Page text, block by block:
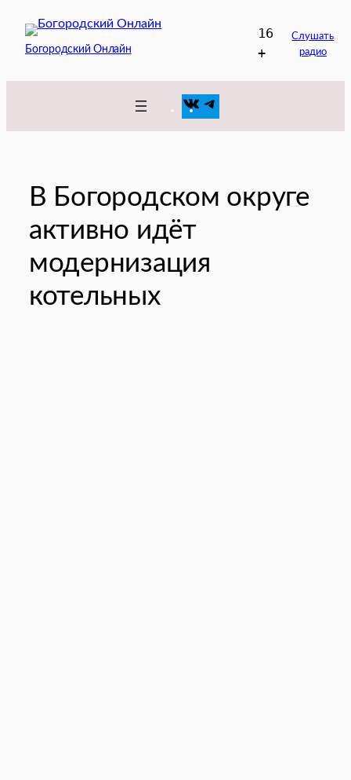
содержимому
Богородский Онлайн
16
+
Слушать
радио
VK
В Богородском округе
активно идёт
модернизация
котельных